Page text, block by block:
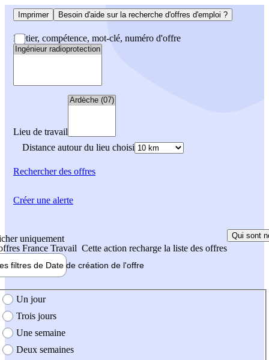
Imprimer Besoin d'aide sur la recherche d'offres d'emploi ?
Métier, compétence, mot-clé, numéro d'offre
Lieu de travail
Distance autour du lieu choisi
Rechercherdes offres
uniquement
France Travail Cette action recharge la liste des offres
Qui sont
filtres de Date de création de l'offre
création de l'offre
Un jour
Trois jours
Une semaine
Deux semaines
Créer une alerte